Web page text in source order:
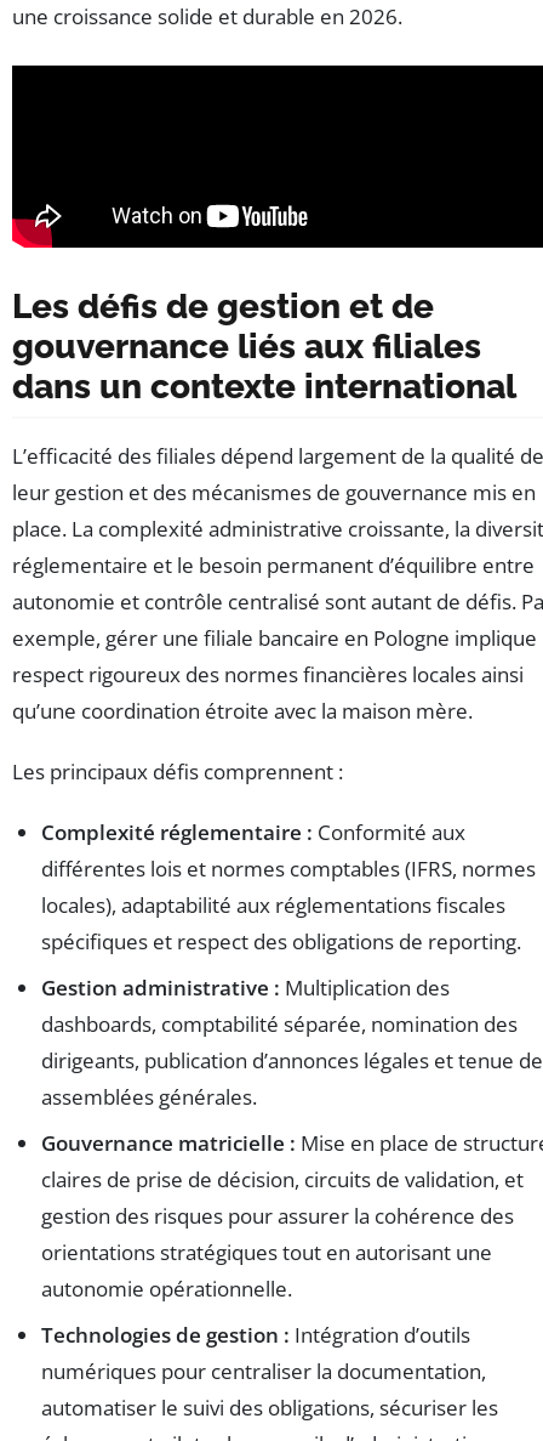
une croissance solide et durable en 2026.
Les défis de gestion et de
gouvernance liés aux filiales
dans un contexte international
L’efficacité des filiales dépend largement de la qualité de
leur gestion et des mécanismes de gouvernance mis en
place. La complexité administrative croissante, la
réglementaire et le besoin permanent d’équilibre entre
autonomie et contrôle centralisé sont autant de défis.
exemple, gérer une filiale bancaire en Pologne implique
respect rigoureux des normes financières locales ainsi
qu’une coordination étroite avec la maison mère.
Les principaux défis comprennent :
Complexité réglementaire : Conformité aux
différentes lois et normes comptables (IFRS, normes
locales), adaptabilité aux réglementations fiscales
spécifiques et respect des obligations de reporting.
Gestion administrative : Multiplication des
dashboards, comptabilité séparée, nomination des
dirigeants, publication d’annonces légales et tenue
assemblées générales.
Gouvernance matricielle : Mise en place de
claires de prise de décision, circuits de validation, et
gestion des risques pour assurer la cohérence des
orientations stratégiques tout en autorisant une
autonomie opérationnelle.
Technologies de gestion : Intégration d’outils
numériques pour centraliser la documentation,
automatiser le suivi des obligations, sécuriser les